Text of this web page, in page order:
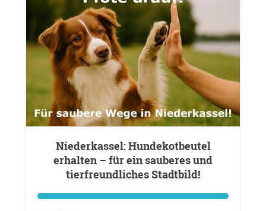
Niederkassel: Hundekotbeutel
erhalten – für ein sauberes und
tierfreundliches Stadtbild!